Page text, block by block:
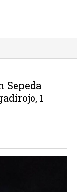
Sepeda
1